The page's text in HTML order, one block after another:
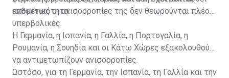
ανθεκτικότητα.
επομένως οι ανισορροπίες της δεν θεωρούνται πλέον
υπερβολικές.
Η Γερμανία, η Ισπανία, η Γαλλία, η Πορτογαλία, η
Ρουμανία, η Σουηδία και οι Κάτω Χώρες εξακολουθούν
να αντιμετωπίζουν ανισορροπίες.
Ωστόσο, για τη Γερμανία, την Ισπανία, τη Γαλλία και την